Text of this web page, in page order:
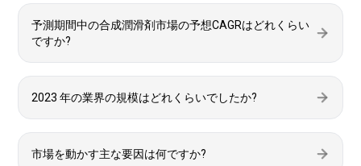
予測期間中の合成潤滑剤市場の予想CAGRはどれくらい
ですか?
2023 年の業界の規模はどれくらいでしたか?
市場を動かす主な要因は何ですか?